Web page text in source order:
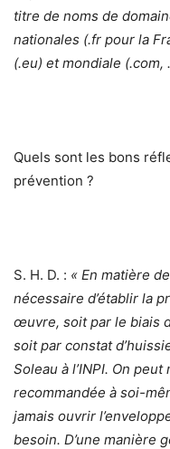
titre de noms de
nationales (.fr pour la
(.eu) et mondiale (.com,
Quels sont les bons
prévention ?
S. H. D. : « En matière
nécessaire d’établir la
œuvre, soit par le biais
soit par constat
Soleau à l’INPI. On
recommandée à soi-
jamais ouvrir
besoin. D’une manière